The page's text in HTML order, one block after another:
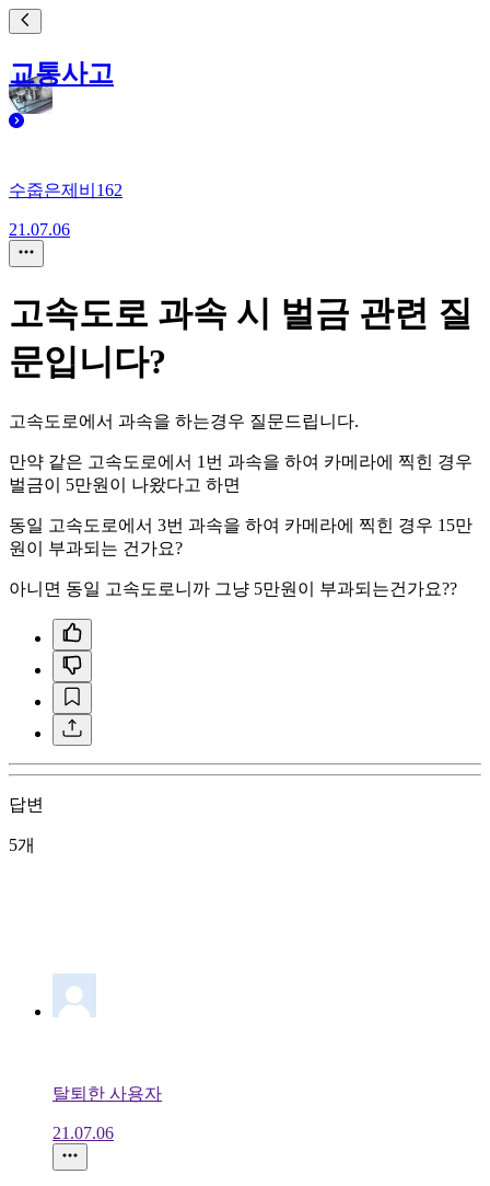
교통사고
수줍은제비162
21.07.06
고속도로 과속 시 벌금 관련 질
문입니다?
고속도로에서 과속을 하는경우 질문드립니다.
만약 같은 고속도로에서 1번 과속을 하여 카메라에 찍힌 경우
벌금이 5만원이 나왔다고 하면
동일 고속도로에서 3번 과속을 하여 카메라에 찍힌 경우 15만
원이 부과되는 건가요?
아니면 동일 고속도로니까 그냥 5만원이 부과되는건가요??
답변
5개
탈퇴한 사용자
21.07.06